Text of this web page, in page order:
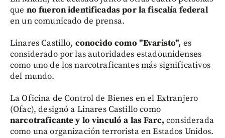
que no fueron identificadas por la fiscalía federal
en un comunicado de prensa.
Linares Castillo, conocido como "Evaristo", es
considerado por las autoridades estadounidenses
como uno de los narcotraficantes más significativos
del mundo.
La Oficina de Control de Bienes en el Extranjero
(Ofac), designó a Linares Castillo como
narcotraficante y lo vinculó a las Farc, considerada
como una organización terrorista en Estados Unidos.